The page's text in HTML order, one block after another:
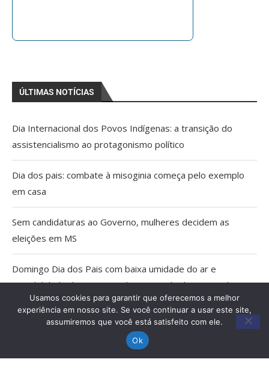
ÚLTIMAS NOTÍCIAS
Dia Internacional dos Povos Indígenas: a transição do
assistencialismo ao protagonismo político
Dia dos pais: combate à misoginia começa pelo exemplo
em casa
Sem candidaturas ao Governo, mulheres decidem as
eleições em MS
Domingo Dia dos Pais com baixa umidade do ar e
possibilidade de tempestade no Estado do Pantanal
Agosto Lilás: Caminhada e palestras em Miranda marcam
20 anos da Lei Maria da Penha
Usamos cookies para garantir que oferecemos a melhor
experiência em nosso site. Se você continuar a usar este site,
assumiremos que você está satisfeito com ele.
Ok